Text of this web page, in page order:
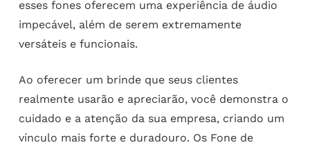
esses fones oferecem uma experiência de áudio
impecável, além de serem extremamente
versáteis e funcionais.
Ao oferecer um brinde que seus clientes
realmente usarão e apreciarão, você demonstra o
cuidado e a atenção da sua empresa, criando um
vínculo mais forte e duradouro. Os Fone de